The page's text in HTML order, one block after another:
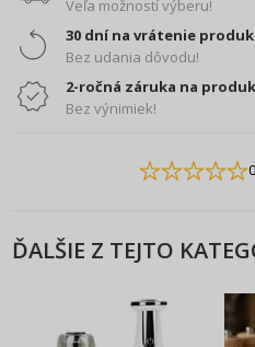
Veľa možností výberu!
30 dní na vrátenie
Bez udania dôvodu!
2-ročná záruka na
Bez výnimiek!
ĎALŠIE Z TEJTO